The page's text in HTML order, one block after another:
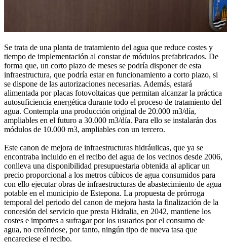
Se trata de una planta de tratamiento del agua que reduce costes y
tiempo de implementación al constar de módulos prefabricados. De
forma que, un corto plazo de meses se podría disponer de esta
infraestructura, que podría estar en funcionamiento a corto plazo, si
se dispone de las autorizaciones necesarias. Además, estará
alimentada por placas fotovoltaicas que permitan alcanzar la práctica
autosuficiencia energética durante todo el proceso de tratamiento del
agua. Contempla una producción original de 20.000 m3/día,
ampliables en el futuro a 30.000 m3/día. Para ello se instalarán dos
módulos de 10.000 m3, ampliables con un tercero.
Este canon de mejora de infraestructuras hidráulicas, que ya se
encontraba incluido en el recibo del agua de los vecinos desde 2006,
conlleva una disponibilidad presupuestaria obtenida al aplicar un
precio proporcional a los metros cúbicos de agua consumidos para
con ello ejecutar obras de infraestructuras de abastecimiento de agua
potable en el municipio de Estepona. La propuesta de prórroga
temporal del periodo del canon de mejora hasta la finalización de la
concesión del servicio que presta Hidralia, en 2042, mantiene los
costes e importes a sufragar por los usuarios por el consumo de
agua, no creándose, por tanto, ningún tipo de nueva tasa que
encareciese el recibo.